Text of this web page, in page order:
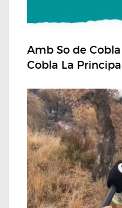
Amb So de
Cobla La